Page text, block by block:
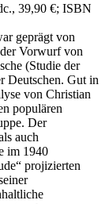
39,90 €; ISBN
geprägt von
Vorwurf von
(Studie der
Deutschen. Gut in
von Christian
populären
Der
auch
im 1940
projizierten